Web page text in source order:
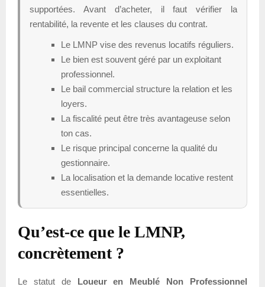
supportées. Avant d’acheter, il faut vérifier la
rentabilité, la revente et les clauses du contrat.
Le LMNP vise des revenus locatifs réguliers.
Le bien est souvent géré par un exploitant
professionnel.
Le bail commercial structure la relation et les
loyers.
La fiscalité peut être très avantageuse selon
ton cas.
Le risque principal concerne la qualité du
gestionnaire.
La localisation et la demande locative restent
essentielles.
Qu’est-ce que le LMNP,
concrètement ?
Le statut de Loueur en Meublé Non Professionnel